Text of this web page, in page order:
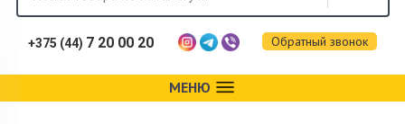
+375 (44) 7 20 00 20 Обратный звонок
МЕНЮ